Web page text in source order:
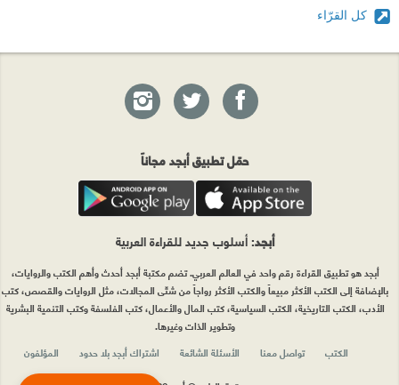
كل القرّاء
حمّل تطبيق أبجد مجاناً
أبجد: أسلوب جديد للقراءة العربية
أبجد هو تطبيق القراءة رقم واحد في العالم العربي. تضم مكتبة أبجد أحدث وأهم الكتب والروايات،
بالإضافة إلى الكتب الأكثر مبيعاً والكتب الأكثر رواجاً من شتّى المجالات، مثل الروايات والقصص، كتب
الأدب، الكتب التاريخية، الكتب السياسية، كتب المال والأعمال، كتب الفلسفة وكتب التنمية البشرية
وتطوير الذات وغيرها.
الكتب
تواصل معنا الأسئلة الشائعة اشتراك أبجد بلا حدود
المؤلفون